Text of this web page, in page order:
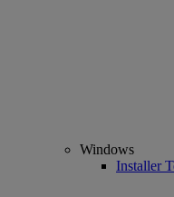
Windows
Installer